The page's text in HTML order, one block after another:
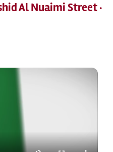
Al Nuaimi Street ·